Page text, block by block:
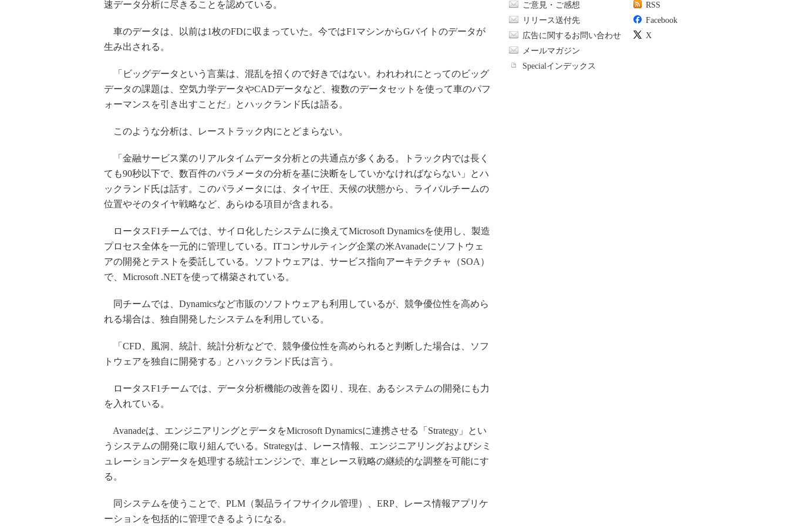
速データ分析に尽きることを認めている。
車のデータは、以前は1枚のFDに収まっていた。今ではF1マシンからGバイトのデータが
生み出される。
「ビッグデータという言葉は、混乱を招くので好きではない。われわれにとってのビッグ
データの課題は、空気力学データやCADデータなど、複数のデータセットを使って車のパフ
ォーマンスを引き出すことだ」とハックランド氏は語る。
このような分析は、レーストラック内にとどまらない。
「金融サービス業のリアルタイムデータ分析との共通点が多くある。トラック内では長く
ても90秒以下で、数百件のパラメータの分析を基に決断をしていかなければならない」とハ
ックランド氏は話す。このパラメータには、タイヤ圧、天候の状態から、ライバルチームの
位置やそのタイヤ戦略など、あらゆる項目が含まれる。
ロータスF1チームでは、サイロ化したシステムに換えてMicrosoft Dynamicsを使用し、製造
プロセス全体を一元的に管理している。ITコンサルティング企業の米Avanadeにソフトウェ
アの開発とテストを委託している。ソフトウェアは、サービス指向アーキテクチャ（SOA）
で、Microsoft .NETを使って構築されている。
同チームでは、Dynamicsなど市販のソフトウェアも利用しているが、競争優位性を高めら
れる場合は、独自開発したシステムを利用している。
「CFD、風洞、統計、統計分析などで、競争優位性を高められると判断した場合は、ソフ
トウェアを独自に開発する」とハックランド氏は言う。
ロータスF1チームでは、データ分析機能の改善を図り、現在、あるシステムの開発にも力
を入れている。
Avanadeは、エンジニアリングとデータをMicrosoft Dynamicsに連携させる「Strategy」とい
うシステムの開発に取り組んでいる。Strategyは、レース情報、エンジニアリングおよびシミ
ュレーションデータを処理する統計エンジンで、車とレース戦略の継続的な調整を可能にす
る。
同システムを使うことで、PLM（製品ライフサイクル管理）、ERP、レース情報アプリケ
ーションを包括的に管理できるようになる。
ご意見・ご感想
リリース送付先
広告に関するお問い合わせ
メールマガジン
Specialインデックス
RSS
Facebook
X